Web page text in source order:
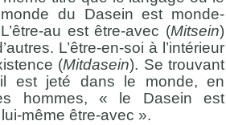
du Dasein est monde-
au est être-avec (Mitsein)
L’être-en-soi à l’intérieur
(Mitdasein). Se trouvant
est jeté dans le monde, en
hommes, « le Dasein est
même être-avec ».